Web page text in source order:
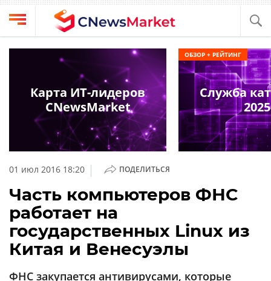
Выбрать
провайдера
Компании
обзоры
кабинет
О
проекте
CNews
Аналитика
CNews
Конференции
Техника
01 июл 2016 18:20 | ПОДЕЛИТЬСЯ
Часть компьютеров ФНС
работает на
государственных Linux из
Китая и Венесуэлы
ФНС закупается антивирусами, которые
Карта ИТ-лидеров
CNewsMarket
Служба
2025
ОБЗОР + РЕЙТИНГ